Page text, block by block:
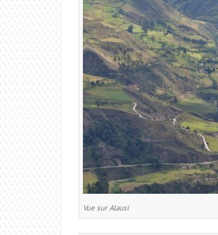
Vue sur Alausi